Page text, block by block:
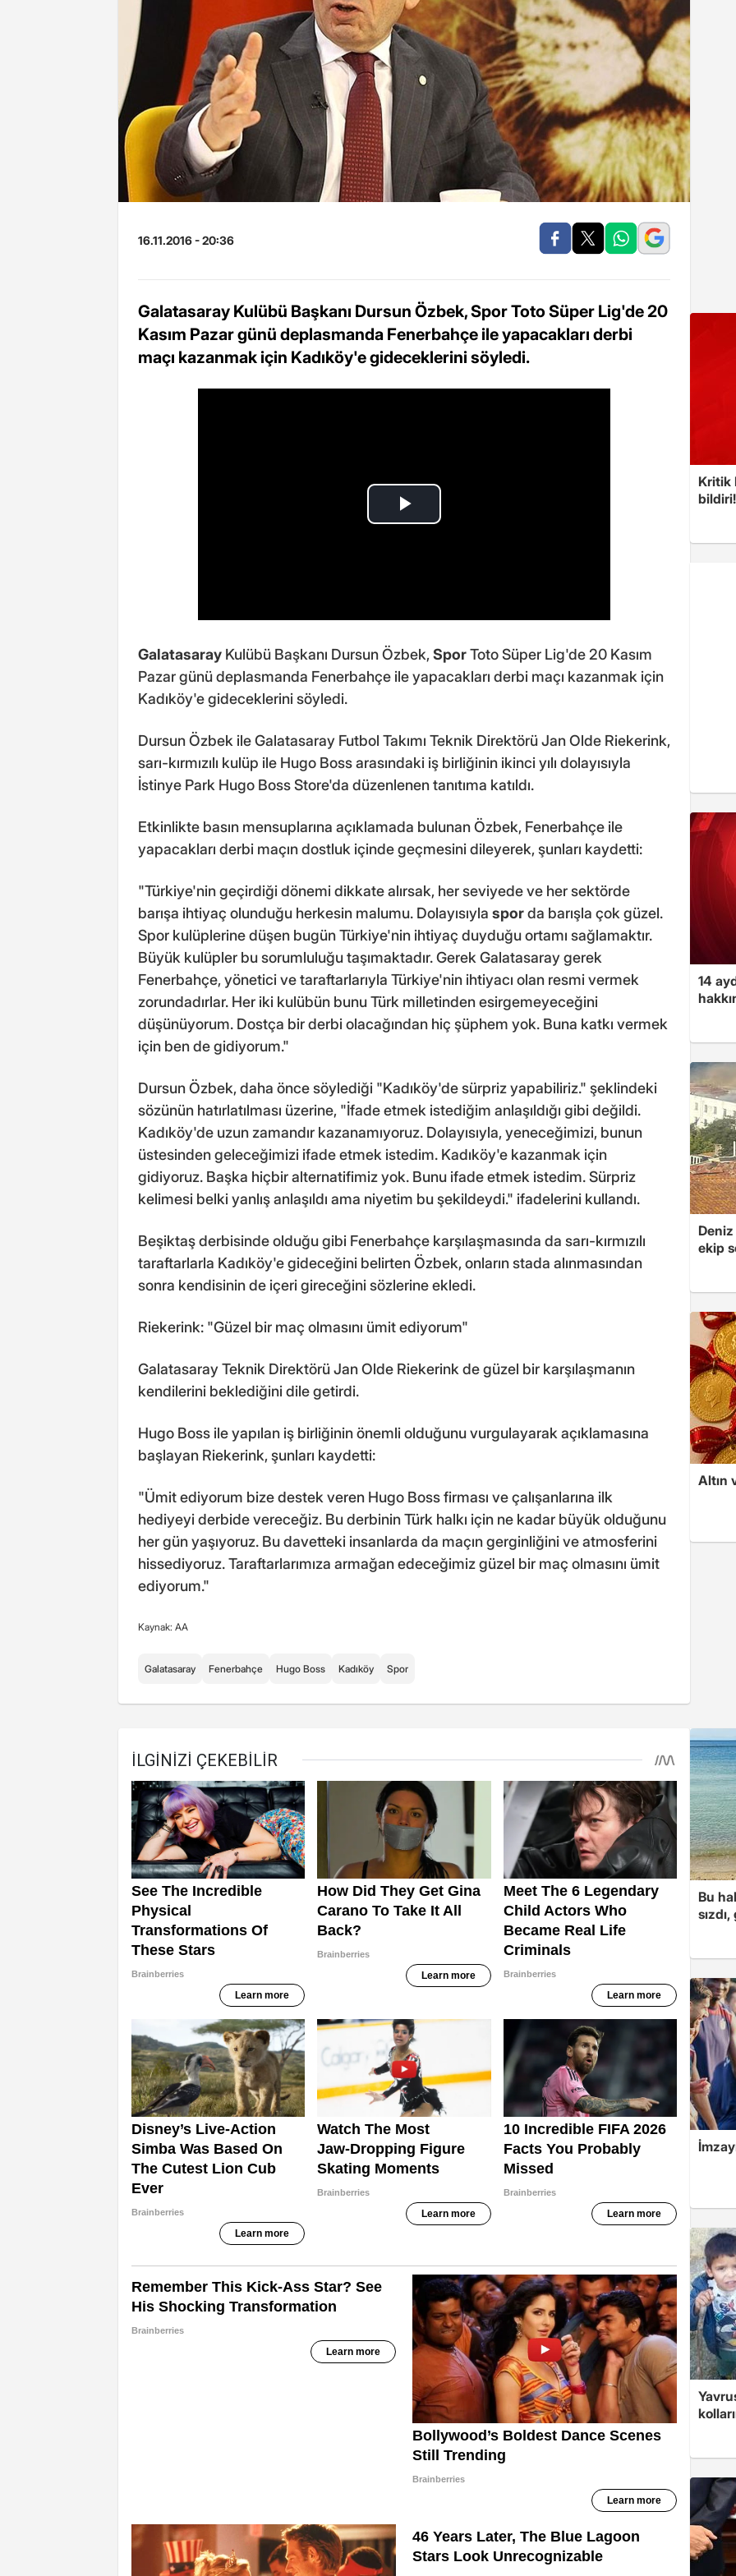
16.11.2016 - 20:36
Galatasaray Kulübü Başkanı Dursun Özbek, Spor Toto Süper Lig'de 20
Kasım Pazar günü deplasmanda Fenerbahçe ile yapacakları derbi
maçı kazanmak için Kadıköy'e gideceklerini söyledi.
Galatasaray Kulübü Başkanı Dursun Özbek,SporToto Süper Lig'de 20 Kasım
Pazar günü deplasmanda Fenerbahçe ile yapacakları derbi maçı kazanmak için
Kadıköy'e gideceklerini söyledi.
Dursun Özbek ile Galatasaray Futbol Takımı Teknik Direktörü Jan Olde Riekerink,
sarı-kırmızılı kulüp ile Hugo Boss arasındaki iş birliğinin ikinci yılı dolayısıyla
İstinye Park Hugo Boss Store'da düzenlenen tanıtıma katıldı.
Etkinlikte basın mensuplarına açıklamada bulunan Özbek, Fenerbahçe ile
yapacakları derbi maçın dostluk içinde geçmesini dileyerek, şunları kaydetti:
"Türkiye'nin geçirdiği dönemi dikkate alırsak, her seviyede ve her sektörde
barışa ihtiyaç olunduğu herkesin malumu. Dolayısıyla sporda barışla çok güzel.
Spor kulüplerine düşen bugün Türkiye'nin ihtiyaç duyduğu ortamı sağlamaktır.
Büyük kulüpler bu sorumluluğu taşımaktadır. Gerek Galatasaray gerek
Fenerbahçe, yönetici ve taraftarlarıyla Türkiye'nin ihtiyacı olan resmi vermek
zorundadırlar. Her iki kulübün bunu Türk milletinden esirgemeyeceğini
düşünüyorum. Dostça bir derbi olacağından hiç şüphem yok. Buna katkı vermek
için ben de gidiyorum."
Dursun Özbek, daha önce söylediği "Kadıköy'de sürpriz yapabiliriz." şeklindeki
sözünün hatırlatılması üzerine, "İfade etmek istediğim anlaşıldığı gibi değildi.
Kadıköy'de uzun zamandır kazanamıyoruz. Dolayısıyla, yeneceğimizi, bunun
üstesinden geleceğimizi ifade etmek istedim. Kadıköy'e kazanmak için
gidiyoruz. Başka hiçbir alternatifimiz yok. Bunu ifade etmek istedim. Sürpriz
kelimesi belki yanlış anlaşıldı ama niyetim bu şekildeydi." ifadelerini kullandı.
Beşiktaş derbisinde olduğu gibi Fenerbahçe karşılaşmasında da sarı-kırmızılı
taraftarlarla Kadıköy'e gideceğini belirten Özbek, onların stada alınmasından
sonra kendisinin de içeri gireceğini sözlerine ekledi.
Riekerink: "Güzel bir maç olmasını ümit ediyorum"
Galatasaray Teknik Direktörü Jan Olde Riekerink de güzel bir karşılaşmanın
kendilerini beklediğini dile getirdi.
Hugo Boss ile yapılan iş birliğinin önemli olduğunu vurgulayarak açıklamasına
başlayan Riekerink, şunları kaydetti:
"Ümit ediyorum bize destek veren Hugo Boss firması ve çalışanlarına ilk
hediyeyi derbide vereceğiz. Bu derbinin Türk halkı için ne kadar büyük olduğunu
her gün yaşıyoruz. Bu davetteki insanlarda da maçın gerginliğini ve atmosferini
hissediyoruz. Taraftarlarımıza armağan edeceğimiz güzel bir maç olmasını ümit
ediyorum."
Kaynak: AA
Galatasaray Fenerbahçe Hugo Boss Kadıköy Spor
Kritik
14
ekip
Altın
Bu